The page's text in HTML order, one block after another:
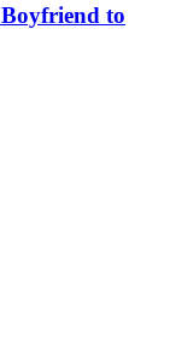
Boyfriend to